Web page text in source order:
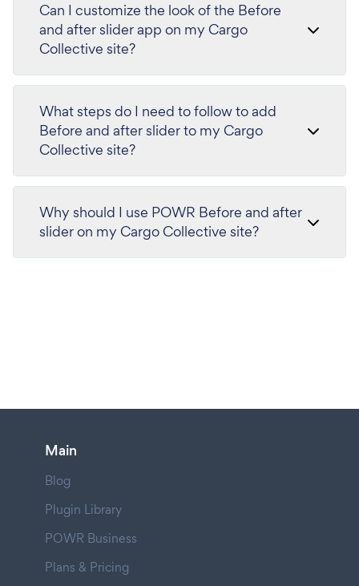
Can I customize the look of the Before
and after slider app on my Cargo
Collective site?
What steps do I need to follow to add
Before and after slider to my Cargo
Collective site?
Why should I use POWR Before and after
slider on my Cargo Collective site?
Main
Blog
Plugin Library
POWR Business
Plans & Pricing